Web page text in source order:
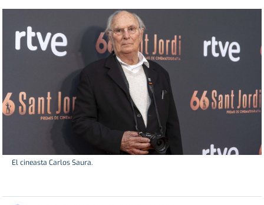
El cineasta Carlos Saura.